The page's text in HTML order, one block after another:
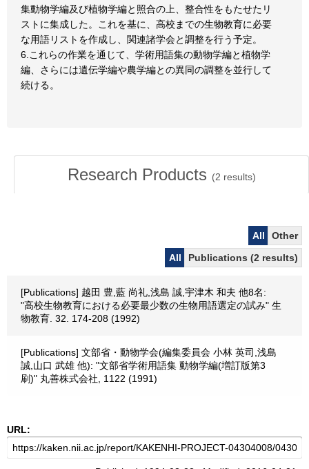
集動物学編及び植物学編と照合の上、整合性をもたせたリ
ストに集成した。これを基に、高校までの生物教育に必要
な用語リストを作成し、関連諸学会と調整を行う予定。
6.これらの作業を通じて、学術用語集の動物学編と植物学
編、さらには遺伝学編や農学編との異同の調整を並行して
続ける。
Research Products (2 results)
All
Other
All
Publications (2 results)
[Publications] 越田 豊,藍 尚礼,浅島 誠,宇津木 和夫 他8名:
"高校生物教育における必要最少数の生物用語選定の試み" 生
物教育. 32. 174-208 (1992)
[Publications] 文部省・動物学会(編集委員会 小林 英司,浅島
誠,山口 武雄 他): "文部省学術用語集 動物学編(増訂版第3
刷)" 丸善株式会社, 1122 (1991)
URL: